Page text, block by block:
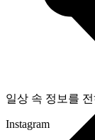
일상 속 정보를
Instagram